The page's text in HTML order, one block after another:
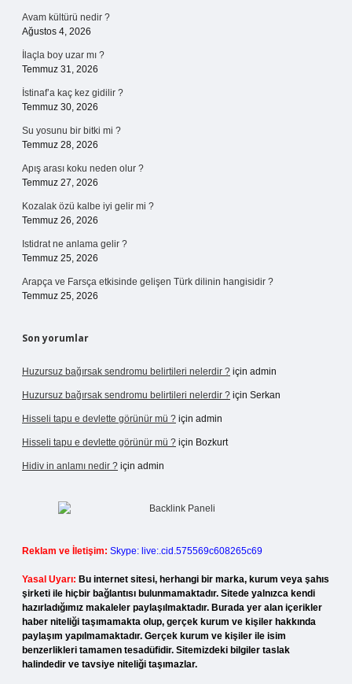
Avam kültürü nedir ?
Ağustos 4, 2026
İlaçla boy uzar mı ?
Temmuz 31, 2026
İstinaf’a kaç kez gidilir ?
Temmuz 30, 2026
Su yosunu bir bitki mi ?
Temmuz 28, 2026
Apış arası koku neden olur ?
Temmuz 27, 2026
Kozalak özü kalbe iyi gelir mi ?
Temmuz 26, 2026
Istidrat ne anlama gelir ?
Temmuz 25, 2026
Arapça ve Farsça etkisinde gelişen Türk dilinin hangisidir ?
Temmuz 25, 2026
Son yorumlar
Huzursuz bağırsak sendromu belirtileri nelerdir ? için admin
Huzursuz bağırsak sendromu belirtileri nelerdir ? için Serkan
Hisseli tapu e devlette görünür mü ? için admin
Hisseli tapu e devlette görünür mü ? için Bozkurt
Hidiv in anlamı nedir ? için admin
Reklam ve İletişim: Skype: live:.cid.575569c608265c69
Yasal Uyarı: Bu internet sitesi, herhangi bir marka, kurum veya şahıs
şirketi ile hiçbir bağlantısı bulunmamaktadır. Sitede yalnızca kendi
hazırladığımız makaleler paylaşılmaktadır. Burada yer alan içerikler
haber niteliği taşımamakta olup, gerçek kurum ve kişiler hakkında
paylaşım yapılmamaktadır. Gerçek kurum ve kişiler ile isim
benzerlikleri tamamen tesadüfidir. Sitemizdeki bilgiler taslak
halindedir ve tavsiye niteliği taşımazlar.